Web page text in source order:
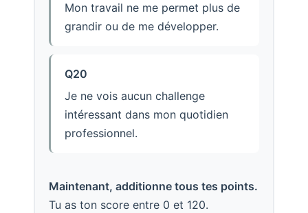
Mon travail ne me permet plus de
grandir ou de me développer.
Q20
Je ne vois aucun challenge
intéressant dans mon quotidien
professionnel.
Maintenant, additionne tous tes points.
Tu as ton score entre 0 et 120.